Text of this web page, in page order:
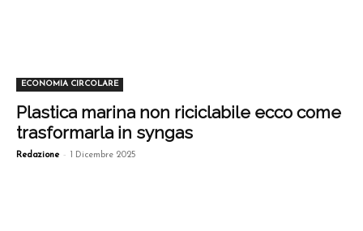
ECONOMIA CIRCOLARE
Plastica marina non riciclabile ecco come
trasformarla in syngas
Redazione - 1 Dicembre 2025